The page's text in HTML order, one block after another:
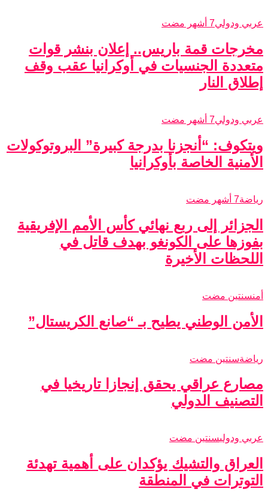
عربي ودولي7 أشهر مضت
مخرجات قمة باريس.. إعلان بنشر قوات
متعددة الجنسيات في أوكرانيا عقب وقف
إطلاق النار
عربي ودولي7 أشهر مضت
ويتكوف: “أنجزنا بدرجة كبيرة” البروتوكولات
الأمنية الخاصة بأوكرانيا
رياضة7 أشهر مضت
الجزائر إلى ربع نهائي كأس الأمم الإفريقية
بفوزها على الكونغو بهدف قاتل في
اللحظات الأخيرة
أمنسنتين مضت
الأمن الوطني يطيح بـ “صانع الكريستال”
رياضةسنتين مضت
مصارع عراقي يحقق إنجازا تاريخيا في
التصنيف الدولي
عربي ودوليسنتين مضت
العراق والتشيك يؤكدان على أهمية تهدئة
التوترات في المنطقة